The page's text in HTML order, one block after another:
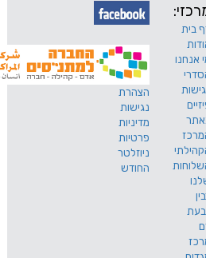
הצהרת
נגישות
מדיניות
פרטיות
ניוזלטר
החודש